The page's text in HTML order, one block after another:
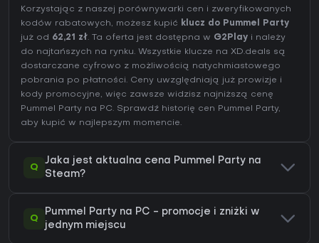
Korzystając z naszej porównywarki cen i zweryfikowanych
kodów rabatowych, możesz kupić klucz do Pummel Party
już od 62,21 zł. Ta oferta jest dostępna w G2Play i należy
do najtańszych na rynku. Wszystkie klucze na XD.deals są
dostarczane cyfrowo z możliwością natychmiastowego
pobrania po płatności. Ceny uwzględniają już prowizje i
kody promocyjne, więc zawsze widzisz najniższą cenę
Pummel Party na PC. Sprawdź historię cen Pummel Party,
aby kupić w najlepszym momencie.
Q
Jaka jest aktualna cena Pummel Party na
Steam?
Q
Pummel Party na PC - promocje i zniżki w
jednym miejscu